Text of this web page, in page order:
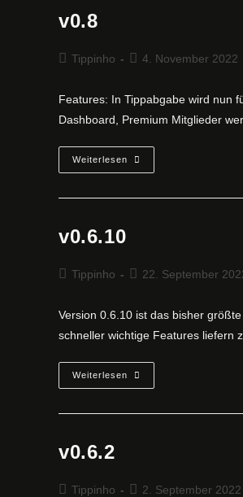
v0.8
Beitrags-
Tippinho
Beitrag
4. November 2022
Features: In Tippabgabe wird nun
Dashboard, Premium Mitglieder
Weiterlesen V0.8
v0.6.10
Beitrags-
Tippinho
Beitrag
22. September
Version 0.6.10 ist das bisher
schneller wichtige Features liefern
Weiterlesen V0.6.10
v0.6.2
Beitrags-
Tippinho
Beitrag
2. September 2022